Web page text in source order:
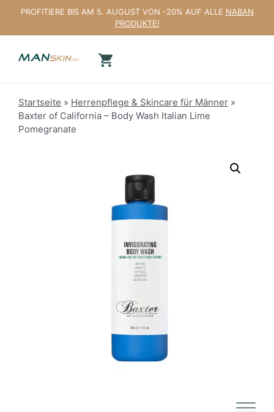
springen
PROFITIERE BIS AM 5. AUGUST VON -20% AUF ALLE NABAN
PRODUKTE!
Startseite » Herrenpflege & Skincare für Männer »
Baxter of California – Body Wash Italian Lime
Pomegranate